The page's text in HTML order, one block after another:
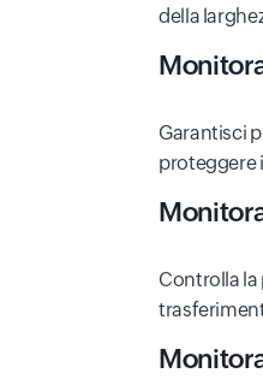
della
Garantisci
proteggere
Controlla la